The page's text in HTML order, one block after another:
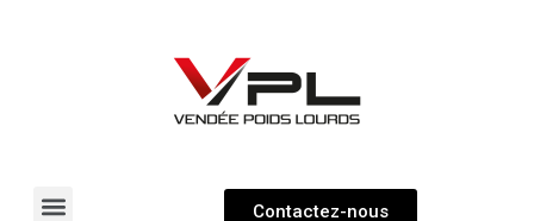
Contactez-nous